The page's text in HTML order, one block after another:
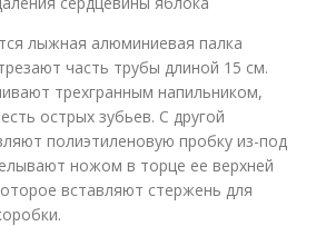
лыжная алюминиевая палка
часть трубы длиной 15 см.
трехгранным напильником,
острых зубьев. С другой
полиэтиленовую пробку из-под
ножом в торце ее верхней
вставляют стержень для